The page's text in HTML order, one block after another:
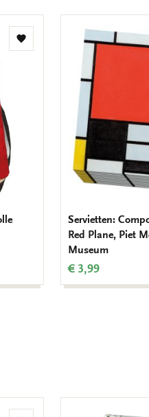
Zur
Servietten:
Red Plane, Piet
Museum
€ 3,99